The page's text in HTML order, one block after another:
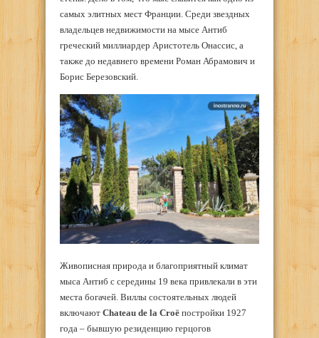
самых элитных мест Франции. Среди звездных
владельцев недвижимости на мысе Антиб
греческий миллиардер Аристотель Онассис, а
также до недавнего времени Роман Абрамович и
Борис Березовский.
Живописная природа и благоприятный климат
мыса Антиб с середины 19 века привлекали в эти
места богачей. Виллы состоятельных людей
включают Chateau de la Croë постройки 1927
года – бывшую резиденцию герцогов